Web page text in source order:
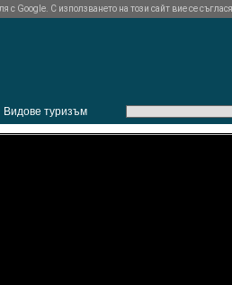
Видове туризъм
Google. С използването на този сайт вие се